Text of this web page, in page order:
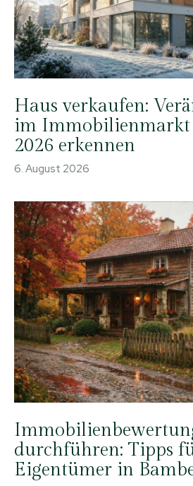
Haus verkaufen:
im Immobilienmarkt
2026 erkennen
6. August 2026
durchführen: Tipps
Eigentümer in